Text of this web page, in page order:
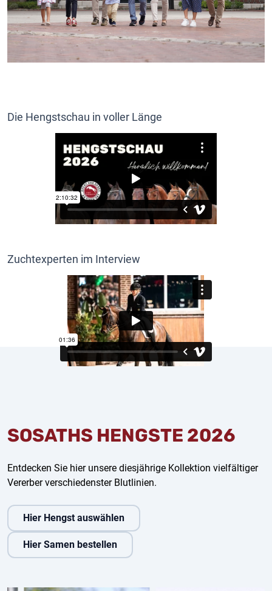
Die Hengstschau in voller Länge
Zuchtexperten im Interview
SOSATHS HENGSTE 2026
Entdecken Sie hier unsere diesjährige Kollektion vielfältiger
Vererber verschiedenster Blutlinien.
Hier Hengst auswählen
Hier Samen bestellen